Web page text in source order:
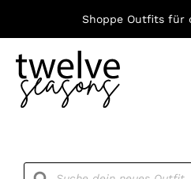
springen
Shoppe Outfits für
Products